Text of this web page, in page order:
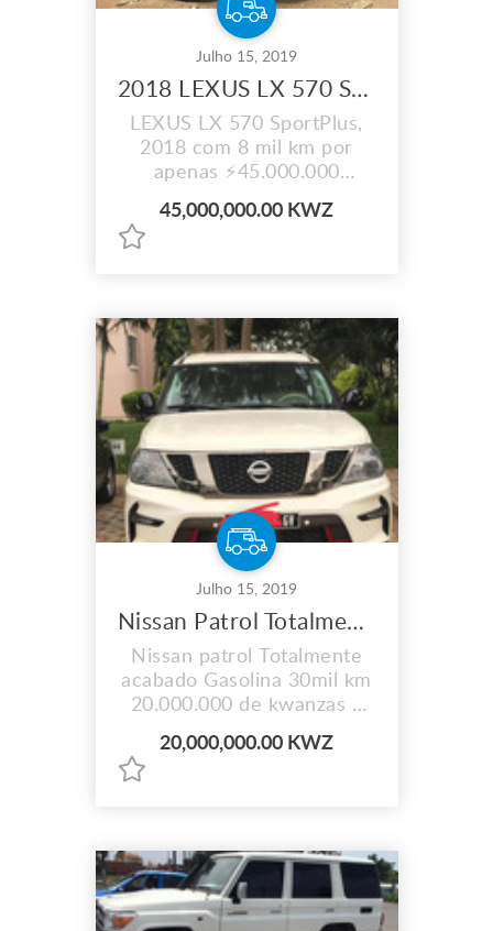
Julho 15, 2019
2018 LEXUS LX 570 SportPlus
LEXUS LX 570 SportPlus,
2018 com 8 mil km por
apenas ⚡45.000.000
45,000,000.00 KWZ
Julho 15, 2019
Nissan Patrol Totalmente acabado Gasolina
Nissan patrol Totalmente
acabado Gasolina 30mil km
20.000.000 de kwanzas a
20,000,000.00 KWZ